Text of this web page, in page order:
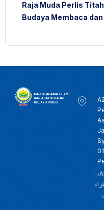
Raja Muda Perlis
Budaya Membaca